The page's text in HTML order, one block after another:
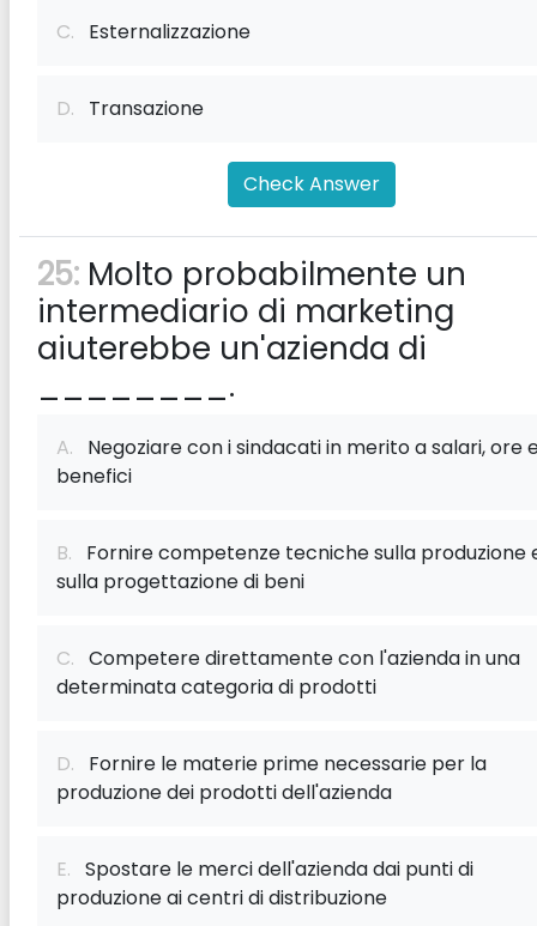
C. Esternalizzazione
D. Transazione
Check Answer
25: Molto probabilmente un
intermediario di marketing
aiuterebbe un'azienda di
________.
A. Negoziare con i sindacati in merito a salari, ore
benefici
B. Fornire competenze tecniche sulla produzione
sulla progettazione di beni
C. Competere direttamente con l'azienda in una
determinata categoria di prodotti
D. Fornire le materie prime necessarie per la
produzione dei prodotti dell'azienda
E. Spostare le merci dell'azienda dai punti di
produzione ai centri di distribuzione